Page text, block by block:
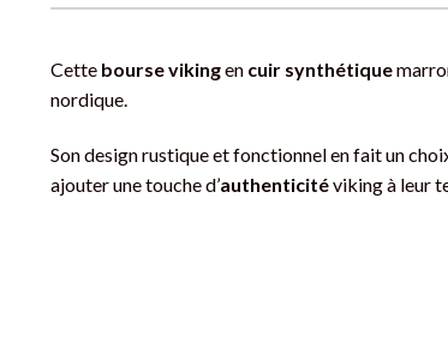
Cette bourse vikingen cuir synthétique
nordique.
Son design rustique et fonctionnel en fait un
ajouter une touche d’authenticitéviking à leur